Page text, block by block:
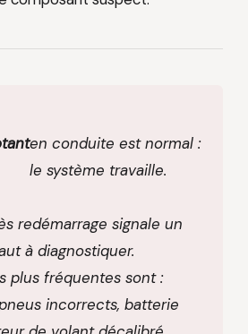
en conduite est normal :
le système travaille.
redémarrage signale un
à diagnostiquer.
plus fréquentes sont :
incorrects, batterie